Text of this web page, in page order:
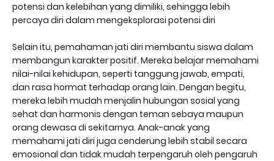
potensi dan kelebihan yang dimiliki, sehingga lebih
percaya diri dalam mengeksplorasi potensi diri
Selain itu, pemahaman jati diri membantu siswa dalam
membangun karakter positif. Mereka belajar memahami
nilai-nilai kehidupan, seperti tanggung jawab, empati,
dan rasa hormat terhadap orang lain. Dengan begitu,
mereka lebih mudah menjalin hubungan sosial yang
sehat dan harmonis dengan teman sebaya maupun
orang dewasa di sekitarnya. Anak-anak yang
memahami jati diri juga cenderung lebih stabil secara
emosional dan tidak mudah terpengaruh oleh pengaruh